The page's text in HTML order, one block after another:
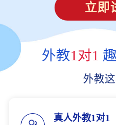
立即
外教1对1
外教
真人外教1对1